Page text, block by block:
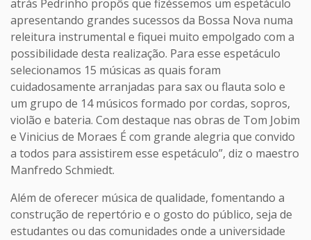
atrás Pedrinho propôs que fizéssemos um espetáculo
apresentando grandes sucessos da Bossa Nova numa
releitura instrumental e fiquei muito empolgado com a
possibilidade desta realização. Para esse espetáculo
selecionamos 15 músicas as quais foram
cuidadosamente arranjadas para sax ou flauta solo e
um grupo de 14 músicos formado por cordas, sopros,
violão e bateria. Com destaque nas obras de Tom Jobim
e Vinicius de Moraes É com grande alegria que convido
a todos para assistirem esse espetáculo”, diz o maestro
Manfredo Schmiedt.
Além de oferecer música de qualidade, fomentando a
construção de repertório e o gosto do público, seja de
estudantes ou das comunidades onde a universidade